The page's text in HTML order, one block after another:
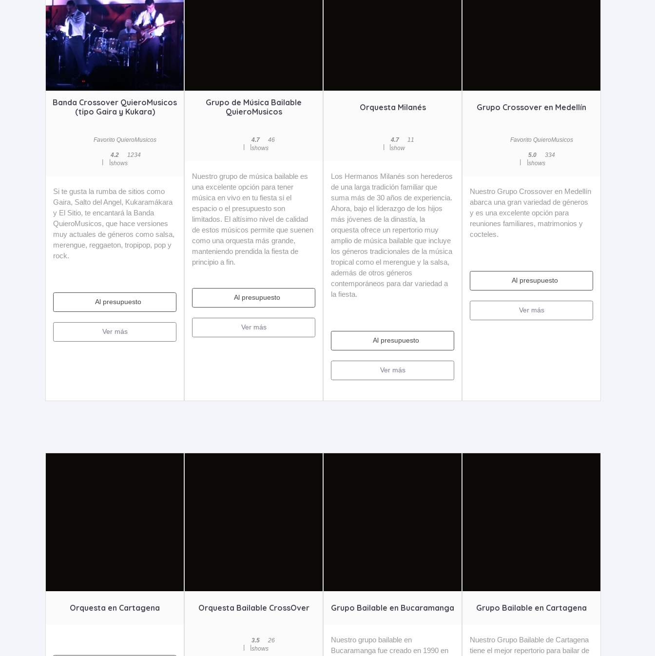
Banda Crossover QuieroMusicos
(tipo Gaira y Kukara)
Favorito QuieroMusicos
4.2
|
12
|
34
shows
Si te gusta la rumba de sitios como
Gaira, Salto del Angel, Kukaramákara
y El Sitio, te encantará la Banda
QuieroMusicos, que hace versiones
muy actuales de géneros como salsa,
merengue, reggaeton, tropipop, pop y
rock.
Al presupuesto
Ver más
Grupo de Música Bailable
QuieroMusicos
4.7
|
4
|
6
shows
Nuestro grupo de música bailable es
una excelente opción para tener
música en vivo en tu fiesta si el
espacio o el presupuesto son
limitados. El altísimo nivel de calidad
de estos músicos permite que suenen
como una orquesta más grande,
manteniendo prendida la fiesta de
principio a fin.
Al presupuesto
Ver más
Orquesta Milanés
4.7
|
1
|
1
show
Los Hermanos Milanés son herederos
de una larga tradición familiar que
suma más de 30 años de experiencia.
Ahora, bajo el liderazgo de los hijos
más jóvenes de la dinastía, la
orquesta ofrece un repertorio muy
amplio de música bailable que incluye
los géneros tradicionales de la música
tropical como el merengue y la salsa,
además de otros géneros
contemporáneos para dar variedad a
la fiesta.
Al presupuesto
Ver más
Grupo Crossover en Medellín
Favorito QuieroMusicos
5.0
|
3
|
34
shows
Nuestro Grupo Crossover en Medellín
abarca una gran variedad de géneros
y es una excelente opción para
reuniones familiares, matrimonios y
cocteles.
Al presupuesto
Ver más
Orquesta en Cartagena Orquesta Bailable CrossOver
3.5
|
2
|
6
shows
Grupo Bailable en Bucaramanga
Nuestro grupo bailable en
Bucaramanga fue creado en 1990 en
Grupo Bailable en Cartagena
Nuestro Grupo Bailable de Cartagena
tiene el mejor repertorio para bailar de